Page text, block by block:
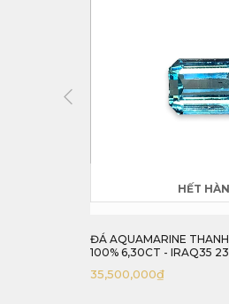
HẾT
ĐÁ AQUAMARINE
100% 6,30CT - IRAQ35
35,500,000₫